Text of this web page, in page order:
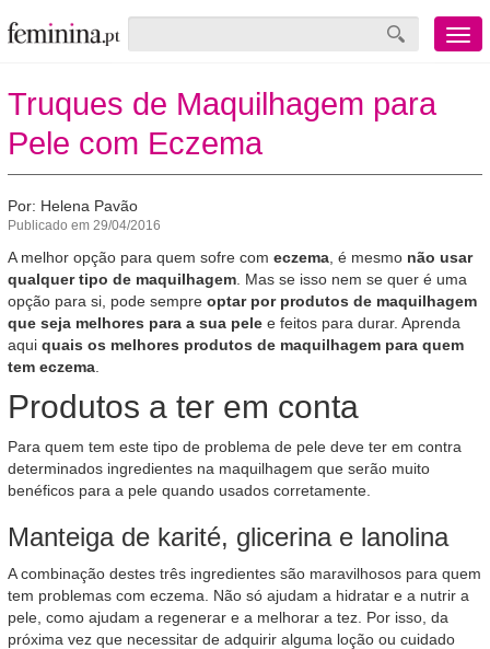
Menu
mobile
Truques de Maquilhagem para
Pele com Eczema
Por: Helena Pavão
Publicado em 29/04/2016
A melhor opção para quem sofre com eczema , é mesmo não usar
qualquer tipo de maquilhagem . Mas se isso nem se quer é uma
opção para si, pode sempre optar por produtos de maquilhagem
que seja melhores para a sua pele e feitos para durar. Aprenda
aqui quais os melhores produtos de maquilhagem para quem
tem eczema
Produtos a ter em conta
Para quem tem este tipo de problema de pele deve ter em contra
determinados ingredientes na maquilhagem que serão muito
benéficos para a pele quando usados corretamente.
Manteiga de karité, glicerina e lanolina
A combinação destes três ingredientes são maravilhosos para quem
tem problemas com eczema. Não só ajudam a hidratar e a nutrir a
pele, como ajudam a regenerar e a melhorar a tez. Por isso, da
próxima vez que necessitar de adquirir alguma loção ou cuidado